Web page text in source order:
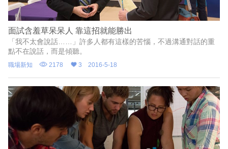
面試含羞草呆呆人 靠這招就能勝出
「我不太會說話……」許多人都有這樣的苦惱，不過溝通對話的重
點不在說話，而是傾聽。
職場新知 2178 3 2016-5-18